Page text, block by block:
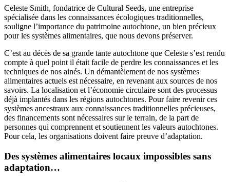
Celeste Smith, fondatrice de Cultural Seeds, une entreprise
spécialisée dans les connaissances écologiques traditionnelles,
souligne l’importance du patrimoine autochtone, un bien précieux
pour les systèmes alimentaires, que nous devons préserver.
C’est au décès de sa grande tante autochtone que Celeste s’est rendu
compte à quel point il était facile de perdre les connaissances et les
techniques de nos ainés. Un démantèlement de nos systèmes
alimentaires actuels est nécessaire, en revenant aux sources de nos
savoirs. La localisation et l’économie circulaire sont des processus
déjà implantés dans les régions autochtones. Pour faire revenir ces
systèmes ancestraux aux connaissances traditionnelles précieuses,
des financements sont nécessaires sur le terrain, de la part de
personnes qui comprennent et soutiennent les valeurs autochtones.
Pour cela, les organisations doivent faire preuve d’adaptation.
Des systèmes alimentaires locaux impossibles sans
adaptation…